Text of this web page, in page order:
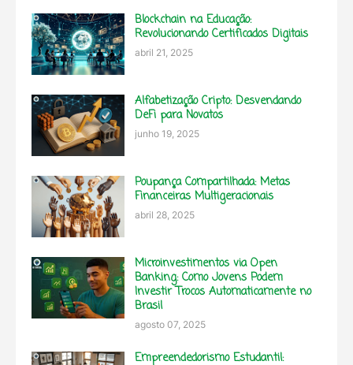
Blockchain na Educação:
Revolucionando Certificados Digitais
abril 21, 2025
Alfabetização Cripto: Desvendando
DeFi para Novatos
junho 19, 2025
Poupança Compartilhada: Metas
Financeiras Multigeracionais
abril 28, 2025
Microinvestimentos via Open
Banking: Como Jovens Podem
Investir Trocos Automaticamente no
Brasil
agosto 07, 2025
Empreendedorismo Estudantil: